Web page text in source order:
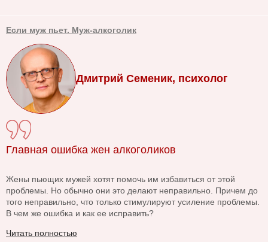
Если муж пьет. Муж-алкоголик
Дмитрий Семеник, психолог
Главная ошибка жен алкоголиков
Жены пьющих мужей хотят помочь им избавиться от этой
проблемы. Но обычно они это делают неправильно. Причем до
того неправильно, что только стимулируют усиление проблемы.
В чем же ошибка и как ее исправить?
Читать полностью